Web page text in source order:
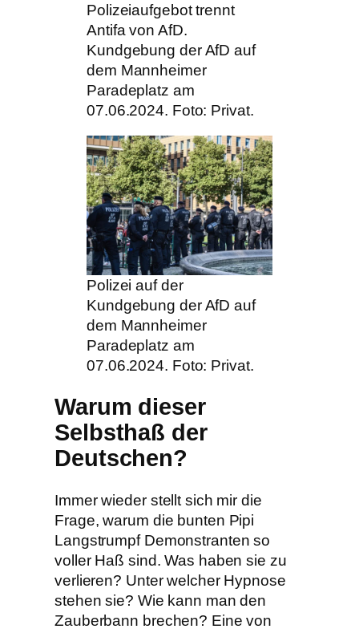
Polizeiaufgebot trennt
Antifa von AfD.
Kundgebung der AfD auf
dem Mannheimer
Paradeplatz am
07.06.2024. Foto: Privat.
Polizei auf der
Kundgebung der AfD auf
dem Mannheimer
Paradeplatz am
07.06.2024. Foto: Privat.
Warum dieser
Selbsthaß der
Deutschen?
Immer wieder stellt sich mir die
Frage, warum die bunten Pipi
Langstrumpf Demonstranten so
voller Haß sind. Was haben sie zu
verlieren? Unter welcher Hypnose
stehen sie? Wie kann man den
Zauberbann brechen? Eine von